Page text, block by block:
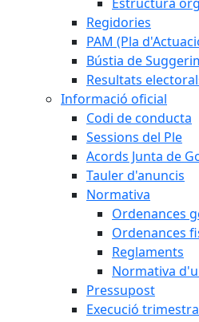
Regidories
PAM (Pla
Bústia de
Resultats
Informació oficial
Codi de conducta
Sessions del Ple
Acords Junta de
Tauler d'anuncis
Normativa
Ordenances
Ordenances
Reglaments
Normativa
Pressupost
Execució